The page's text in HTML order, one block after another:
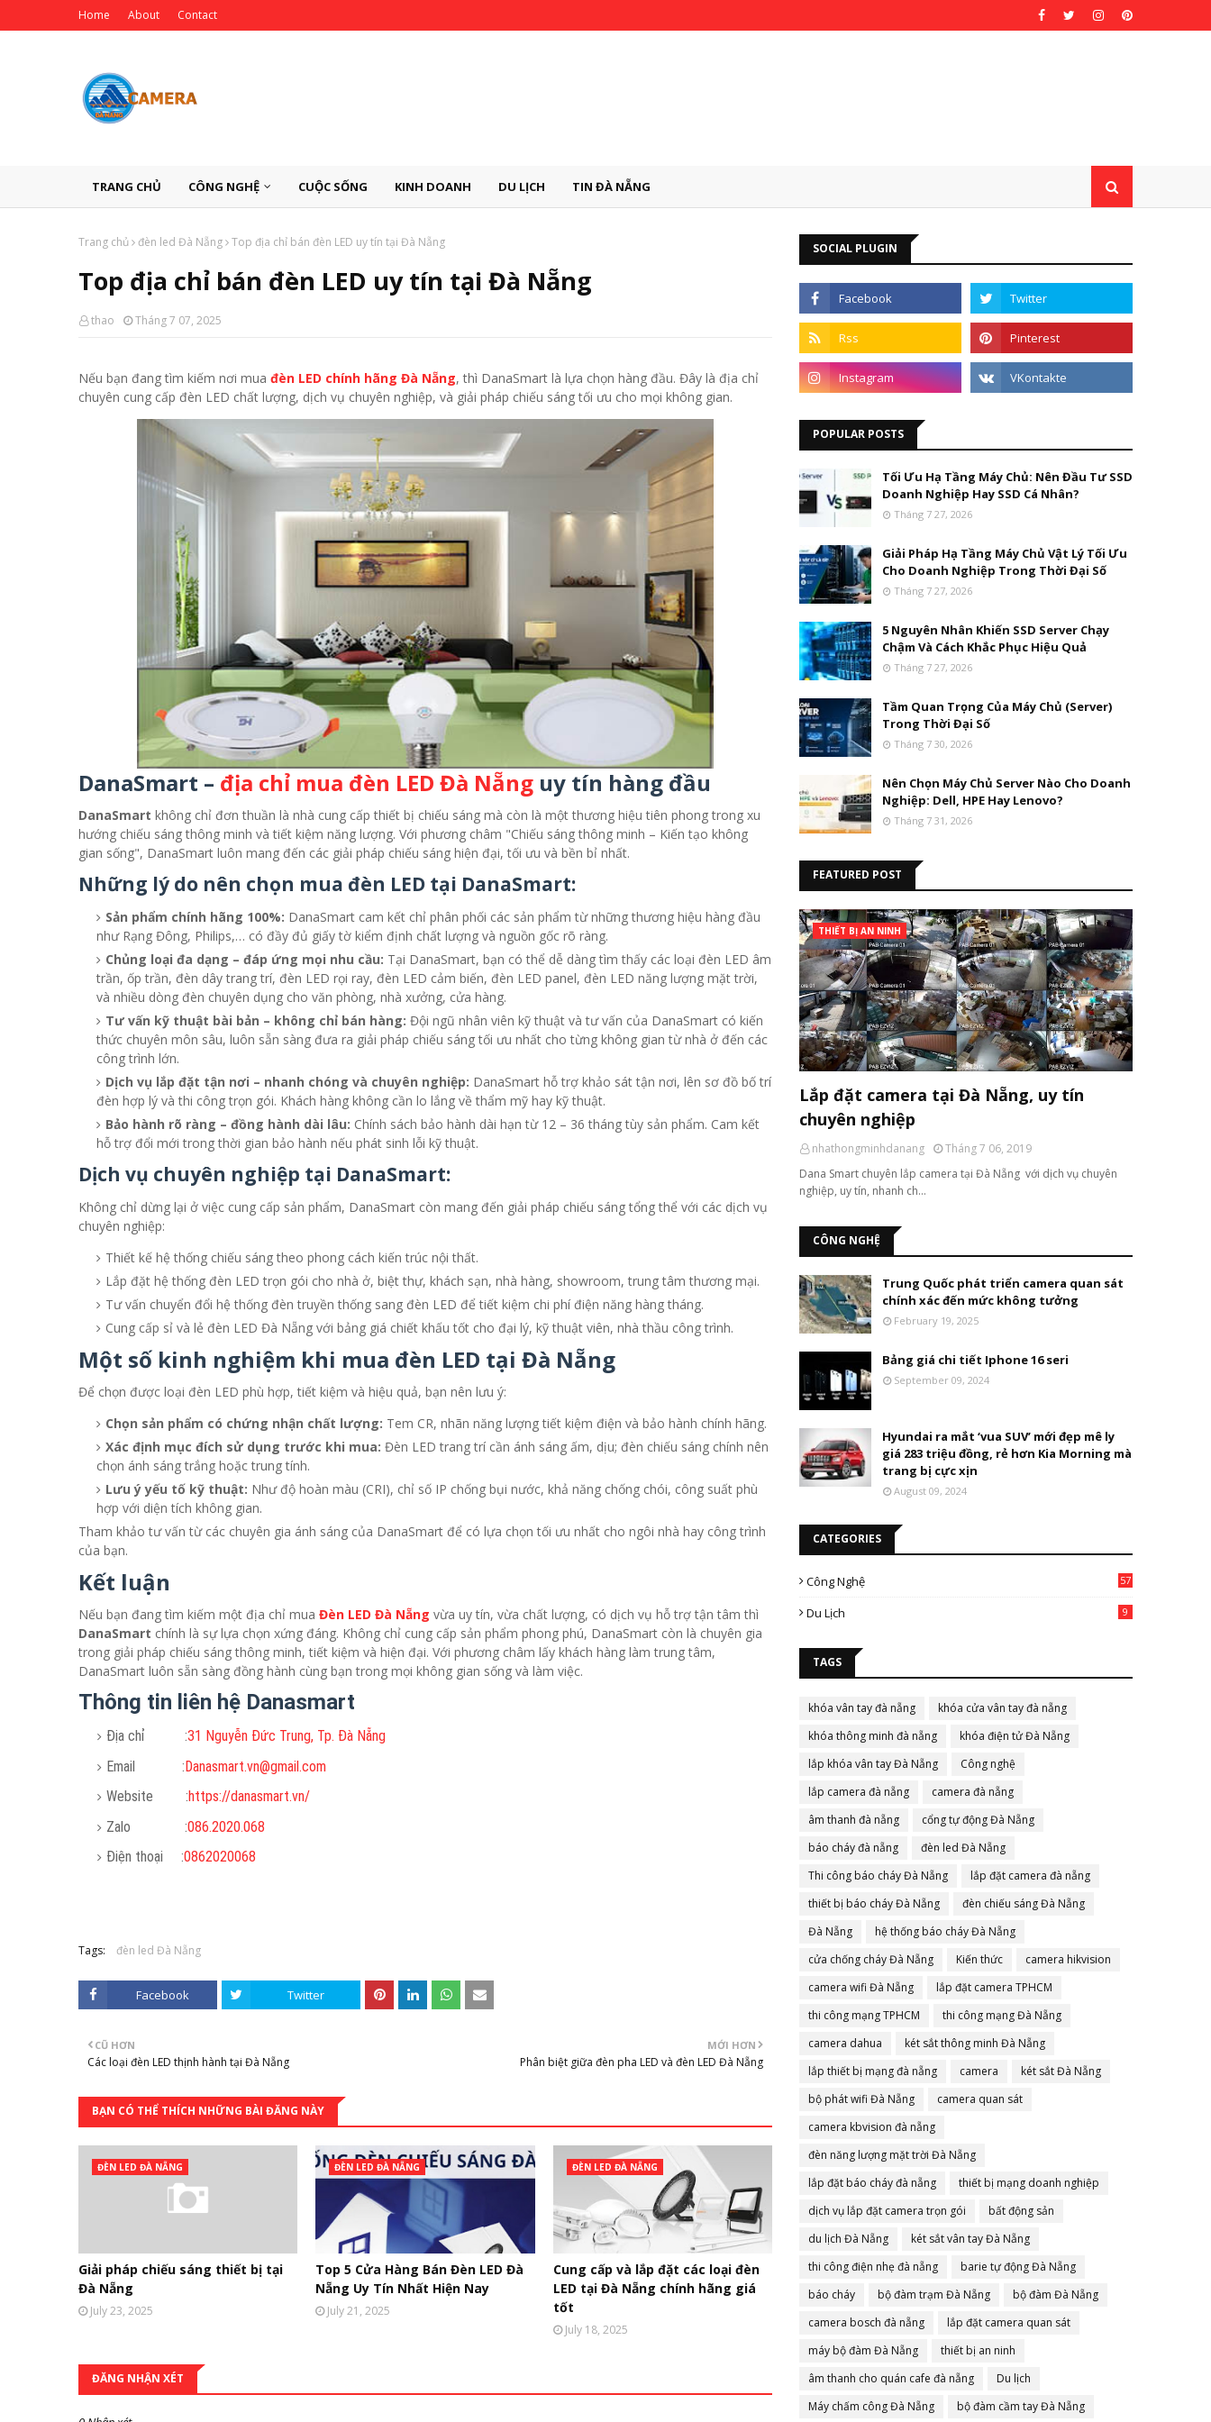
Home About Contact
TRANG CHỦ CÔNG NGHỆ CUỘC SỐNG KINH DOANH DU LỊCH TIN ĐÀ NẴNG
Trang chủ đèn led Đà Nẵng Top địa chỉ bán đèn LED uy tín tại Đà Nẵng
Top địa chỉ bán đèn LED uy tín tại Đà Nẵng
thao Tháng 7 07, 2025
Nếu bạn đang tìm kiếm nơi mua đèn LED chính hãng Đà Nẵng, thì DanaSmart là lựa chọn hàng đầu. Đây là địa chỉ
chuyên cung cấp đèn LED chất lượng, dịch vụ chuyên nghiệp, và giải pháp chiếu sáng tối ưu cho mọi không gian.
DanaSmart – địa chỉ mua đèn LED Đà Nẵng uy tín hàng đầu
DanaSmart không chỉ đơn thuần là nhà cung cấp thiết bị chiếu sáng mà còn là một thương hiệu tiên phong trong xu
hướng chiếu sáng thông minh và tiết kiệm năng lượng. Với phương châm "Chiếu sáng thông minh – Kiến tạo không
gian sống", DanaSmart luôn mang đến các giải pháp chiếu sáng hiện đại, tối ưu và bền bỉ nhất.
Những lý do nên chọn mua đèn LED tại DanaSmart:
Sản phẩm chính hãng 100%: DanaSmart cam kết chỉ phân phối các sản phẩm từ những thương hiệu hàng đầu
như Rạng Đông, Philips,… có đầy đủ giấy tờ kiểm định chất lượng và nguồn gốc rõ ràng.
Chủng loại đa dạng – đáp ứng mọi nhu cầu: Tại DanaSmart, bạn có thể dễ dàng tìm thấy các loại đèn LED âm
trần, ốp trần, đèn dây trang trí, đèn LED rọi ray, đèn LED cảm biến, đèn LED panel, đèn LED năng lượng mặt trời,
và nhiều dòng đèn chuyên dụng cho văn phòng, nhà xưởng, cửa hàng.
Tư vấn kỹ thuật bài bản – không chỉ bán hàng: Đội ngũ nhân viên kỹ thuật và tư vấn của DanaSmart có kiến
thức chuyên môn sâu, luôn sẵn sàng đưa ra giải pháp chiếu sáng tối ưu nhất cho từng không gian từ nhà ở đến các
công trình lớn.
Dịch vụ lắp đặt tận nơi – nhanh chóng và chuyên nghiệp: DanaSmart hỗ trợ khảo sát tận nơi, lên sơ đồ bố trí
đèn hợp lý và thi công trọn gói. Khách hàng không cần lo lắng về thẩm mỹ hay kỹ thuật.
Bảo hành rõ ràng – đồng hành dài lâu: Chính sách bảo hành dài hạn từ 12 – 36 tháng tùy sản phẩm. Cam kết
hỗ trợ đổi mới trong thời gian bảo hành nếu phát sinh lỗi kỹ thuật.
Dịch vụ chuyên nghiệp tại DanaSmart:
Không chỉ dừng lại ở việc cung cấp sản phẩm, DanaSmart còn mang đến giải pháp chiếu sáng tổng thể với các dịch vụ
chuyên nghiệp:
Thiết kế hệ thống chiếu sáng theo phong cách kiến trúc nội thất.
Lắp đặt hệ thống đèn LED trọn gói cho nhà ở, biệt thự, khách sạn, nhà hàng, showroom, trung tâm thương mại.
Tư vấn chuyển đổi hệ thống đèn truyền thống sang đèn LED để tiết kiệm chi phí điện năng hàng tháng.
Cung cấp sỉ và lẻ đèn LED Đà Nẵng với bảng giá chiết khấu tốt cho đại lý, kỹ thuật viên, nhà thầu công trình.
Một số kinh nghiệm khi mua đèn LED tại Đà Nẵng
Để chọn được loại đèn LED phù hợp, tiết kiệm và hiệu quả, bạn nên lưu ý:
Chọn sản phẩm có chứng nhận chất lượng: Tem CR, nhãn năng lượng tiết kiệm điện và bảo hành chính hãng.
Xác định mục đích sử dụng trước khi mua: Đèn LED trang trí cần ánh sáng ấm, dịu; đèn chiếu sáng chính nên
chọn ánh sáng trắng hoặc trung tính.
Lưu ý yếu tố kỹ thuật: Như độ hoàn màu (CRI), chỉ số IP chống bụi nước, khả năng chống chói, công suất phù
hợp với diện tích không gian.
Tham khảo tư vấn từ các chuyên gia ánh sáng của DanaSmart để có lựa chọn tối ưu nhất cho ngôi nhà hay công trình
của bạn.
Kết luận
Nếu bạn đang tìm kiếm một địa chỉ mua Đèn LED Đà Nẵng vừa uy tín, vừa chất lượng, có dịch vụ hỗ trợ tận tâm thì
DanaSmart chính là sự lựa chọn xứng đáng. Không chỉ cung cấp sản phẩm phong phú, DanaSmart còn là chuyên gia
trong giải pháp chiếu sáng thông minh, tiết kiệm và hiện đại. Với phương châm lấy khách hàng làm trung tâm,
DanaSmart luôn sẵn sàng đồng hành cùng bạn trong mọi không gian sống và làm việc.
Thông tin liên hệ Danasmart
Địa chỉ :31 Nguyễn Đức Trung, Tp. Đà Nẵng
Email :Danasmart.vn@gmail.com
Website :https://danasmart.vn/
Zalo :086.2020.068
Điện thoại :0862020068
Tags: đèn led Đà Nẵng
Facebook Twitter
MỚI HƠN
Phân biệt giữa đèn pha LED và đèn LED Đà Nẵng
CŨ HƠN
Các loại đèn LED thịnh hành tại Đà Nẵng
BẠN CÓ THỂ THÍCH NHỮNG BÀI ĐĂNG NÀY
ĐÈN LED ĐÀ NẴNG
Giải pháp chiếu sáng thiết bị tại
Đà Nẵng
July 23, 2025
ĐÈN LED ĐÀ NẴNG
Top 5 Cửa Hàng Bán Đèn LED Đà
Nẵng Uy Tín Nhất Hiện Nay
July 21, 2025
ĐÈN LED ĐÀ NẴNG
Cung cấp và lắp đặt các loại đèn
LED tại Đà Nẵng chính hãng giá
tốt
July 18, 2025
ĐĂNG NHẬN XÉT
SOCIAL PLUGIN
POPULAR POSTS
Tối Ưu Hạ Tầng Máy Chủ: Nên Đầu Tư SSD
Doanh Nghiệp Hay SSD Cá Nhân?
Tháng 7 27, 2026
Giải Pháp Hạ Tầng Máy Chủ Vật Lý Tối Ưu
Cho Doanh Nghiệp Trong Thời Đại Số
Tháng 7 27, 2026
5 Nguyên Nhân Khiến SSD Server Chạy
Chậm Và Cách Khắc Phục Hiệu Quả
Tháng 7 27, 2026
Tầm Quan Trọng Của Máy Chủ (Server)
Trong Thời Đại Số
Tháng 7 30, 2026
Nên Chọn Máy Chủ Server Nào Cho Doanh
Nghiệp: Dell, HPE Hay Lenovo?
Tháng 7 31, 2026
FEATURED POST
THIẾT BỊ AN NINH
Lắp đặt camera tại Đà Nẵng, uy tín
chuyên nghiệp
nhathongminhdanang
Tháng 7 06, 2019
Dana Smart chuyên lắp camera tại Đà Nẵng với dịch vụ chuyên
nghiệp, uy tín, nhanh ch…
CÔNG NGHỆ
Trung Quốc phát triển camera quan sát
chính xác đến mức không tưởng
February 19, 2025
Bảng giá chi tiết Iphone 16 seri
September 09, 2024
Hyundai ra mắt ‘vua SUV’ mới đẹp mê ly
giá 283 triệu đồng, rẻ hơn Kia Morning mà
trang bị cực xịn
August 09, 2024
CATEGORIES
Công Nghệ 57
Du Lịch 9
TAGS
khóa vân tay đà nẵng
khóa cửa vân tay đà nẵng
khóa thông minh đà nẵng
khóa điện tử Đà Nẵng
lắp khóa vân tay Đà Nẵng
Công nghệ
lắp camera đà nẵng
camera đà nẵng
âm thanh đà nẵng
cổng tự động Đà Nẵng
báo cháy đà nẵng
đèn led Đà Nẵng
Thi công báo cháy Đà Nẵng
lắp đặt camera đà nẵng
thiết bị báo cháy Đà Nẵng
đèn chiếu sáng Đà Nẵng
Đà Nẵng
hệ thống báo cháy Đà Nẵng
cửa chống cháy Đà Nẵng
Kiến thức
camera hikvision
camera wifi Đà Nẵng
lắp đặt camera TPHCM
thi công mạng TPHCM
thi công mạng Đà Nẵng
camera dahua
két sắt thông minh Đà Nẵng
lắp thiết bị mạng đà nẵng
camera
két sắt Đà Nẵng
bộ phát wifi Đà Nẵng
camera quan sát
camera kbvision đà nẵng
đèn năng lượng mặt trời Đà Nẵng
lắp đặt báo cháy đà nẵng
thiết bị mạng doanh nghiệp
dịch vụ lắp đặt camera trọn gói
bất động sản
du lịch Đà Nẵng
két sắt vân tay Đà Nẵng
thi công điện nhẹ đà nẵng
barie tự động Đà Nẵng
báo cháy
bộ đàm trạm Đà Nẵng
bộ đàm Đà Nẵng
camera bosch đà nẵng
lắp đặt camera quan sát
máy bộ đàm Đà Nẵng
thiết bị an ninh
âm thanh cho quán cafe đà nẵng
Du lịch
Máy chấm công Đà Nẵng
bộ đàm cầm tay Đà Nẵng